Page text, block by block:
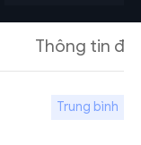
Thông tin
Trung bình